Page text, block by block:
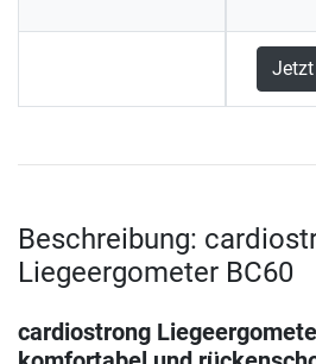
Jetzt
Beschreibung:
Liegeergometer BC60
cardiostrong